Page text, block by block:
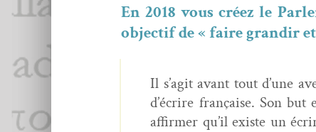
En 2018 vous créez le
objec­tif de « faire grandir
Il s’agit avant tout d’une
d’écrire française. Son
affirmer qu’il existe un